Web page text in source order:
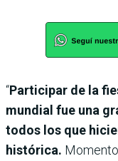
“Participar de la
mundial fue una
todos los que
histórica.